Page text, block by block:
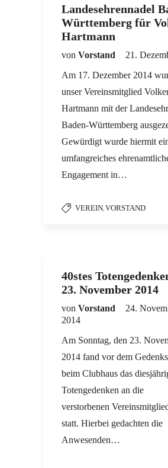
Landesehrennadel
Württemberg für
Hartmann
von Vorstand
21.
Am 17. Dezember 2014
unser Vereinsmitglied
Hartmann mit der
Baden-Württemberg
Gewürdigt wurde hiermit
umfangreiches
Engagement in…
VEREIN, VORSTAND
40stes
23. November 2014
von Vorstand
24.
2014
Am Sonntag, den 23.
2014 fand vor dem
beim Clubhaus das
Totengedenken an die
verstorbenen
statt. Hierbei gedachten die
Anwesenden…